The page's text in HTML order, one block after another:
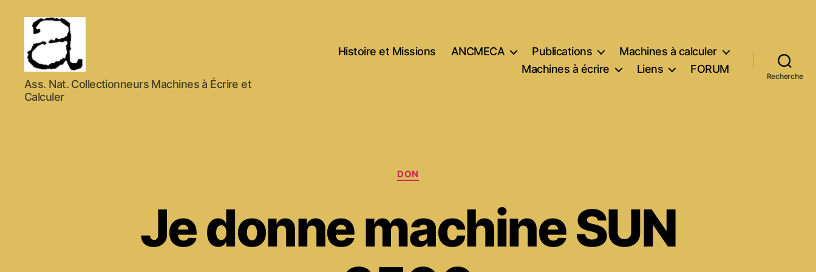
ANCMECA
Ass. Nat. Collectionneurs Machines à Écrire et
Calculer
Histoire et Missions ANCMECA Publications
Machines à calculer
Machines à écrire
Liens FORUM
Recherche
Catégories
DON
Je donne machine SUN